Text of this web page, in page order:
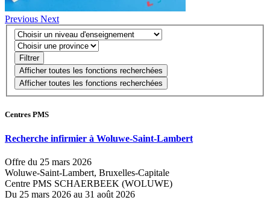
Previous Next
Centres PMS
Recherche infirmier à Woluwe-Saint-Lambert
Offre du 25 mars 2026
Woluwe-Saint-Lambert, Bruxelles-Capitale
Centre PMS SCHAERBEEK (WOLUWE)
Du 25 mars 2026 au 31 août 2026